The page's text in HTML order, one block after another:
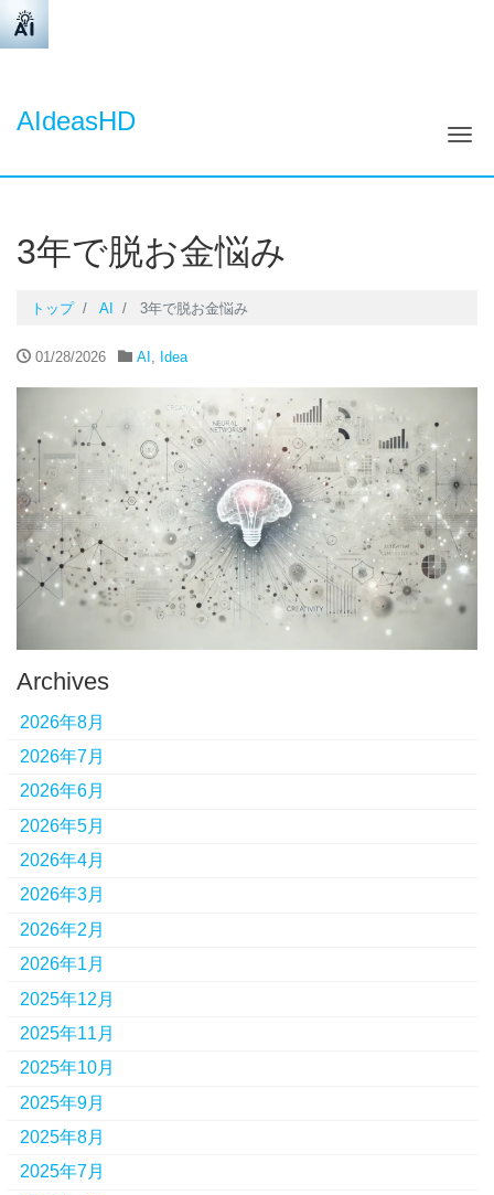
AIdeasHD
ナ
3年で脱お金悩み
トップ AI 3年で脱お金悩み
01/28/2026 AI , Idea
Archives
2026年8月
2026年7月
2026年6月
2026年5月
2026年4月
2026年3月
2026年2月
2026年1月
2025年12月
2025年11月
2025年10月
2025年9月
2025年8月
2025年7月